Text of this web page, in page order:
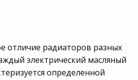
отличие радиаторов разных
электрический масляный
определенной